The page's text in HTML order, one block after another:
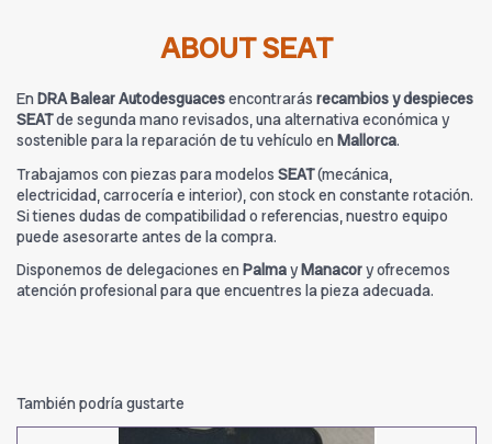
ABOUT SEAT
En DRA Balear Autodesguacesencontrarás recambios y despieces
SEATde segunda mano revisados, una alternativa económica y
sostenible para la reparación de tu vehículo en Mallorca.
Trabajamos con piezas para modelos SEAT(mecánica,
electricidad, carrocería e interior), con stock en constante rotación.
Si tienes dudas de compatibilidad o referencias, nuestro equipo
puede asesorarte antes de la compra.
Disponemos de delegaciones en PalmayManacory ofrecemos
atención profesional para que encuentres la pieza adecuada.
También podría gustarte